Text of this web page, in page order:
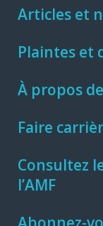
Articles et
Plaintes et
À propos
Faire
Consultez
l’AMF